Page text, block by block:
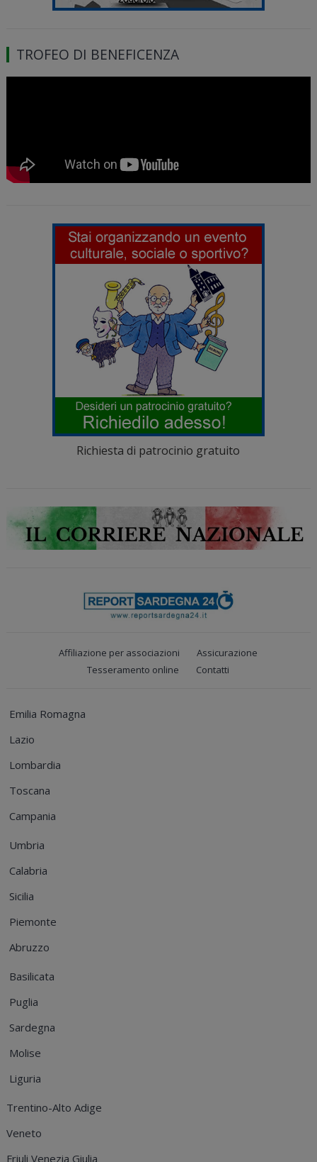
TROFEO DI BENEFICENZA
Richiesta di patrocinio gratuito
Affiliazione per associazioni
Assicurazione
Tesseramento online
Contatti
Emilia Romagna
Lazio
Lombardia
Toscana
Campania
Umbria
Calabria
Sicilia
Piemonte
Abruzzo
Basilicata
Puglia
Sardegna
Molise
Liguria
Trentino-Alto Adige
Veneto
Friuli Venezia Giulia